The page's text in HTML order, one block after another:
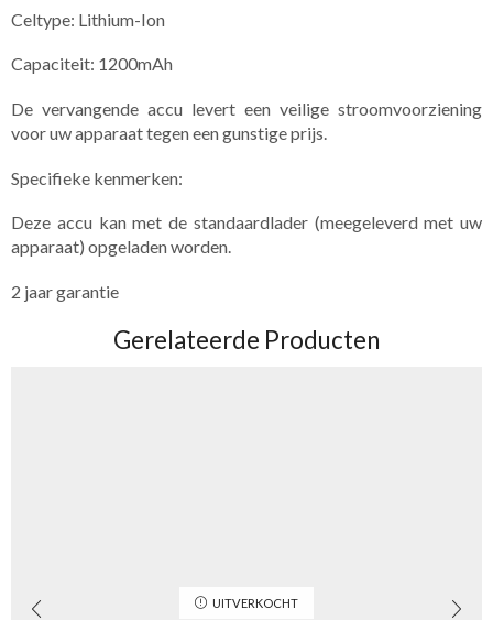
Celtype: Lithium-Ion
Capaciteit: 1200mAh
De vervangende accu levert een veilige stroomvoorziening
voor uw apparaat tegen een gunstige prijs.
Specifieke​ kenmerken:
Deze accu kan met de standaardlader (meegeleverd met uw
apparaat) opgeladen worden.
2 jaar garantie
Gerelateerde Producten
UITVERKOCHT